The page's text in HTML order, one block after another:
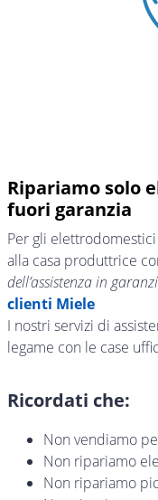
Ripariamo solo
fuori garanzia
Per gli
alla casa produttrice
dell’assistenza in
clienti Miele
I nostri servizi di
legame con le case
Ricordati che:
Non vendiamo
Non ripariamo
Non ripariamo